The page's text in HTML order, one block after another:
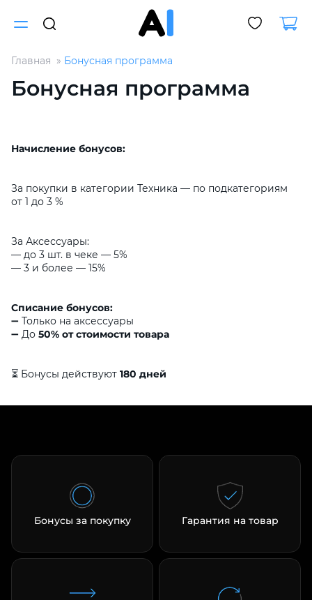
Главная Бонусная программа
Бонусная программа
Начисление бонусов:
За покупки в категории Техника — по подкатегориям
от 1 до 3 %
За Аксессуары:
— до 3 шт. в чеке — 5%
— 3 и более — 15%
Списание бонусов:
➖ Только на аксессуары
➖ До 50% от стоимости товара
⏳ Бонусы действуют 180 дней
Бонусы за покупку Гарантия на товар
Для клиентов всех банков
без переплат
Сегодня
25%
Добавляйте товары
Оставшиеся75% будут
по25%каждые 2 недели